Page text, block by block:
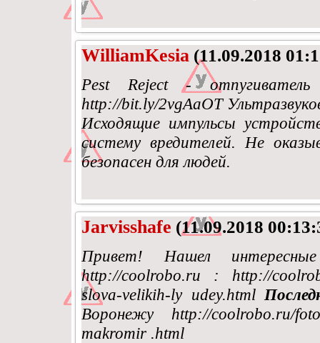
WilliamKesia (11.09.2018
Pest Reject -
http://bit.ly/2vgAaOT
Исходящие импульсы
систему вредителей. Не
безопасен для людей.
Jarvisshafe (11.09.2018
Привет! Нашел
http://coolrobo.ru : http://
slova-velikih-ly udey.html
Воронежу http://coolrobo.ru/
makromir .html